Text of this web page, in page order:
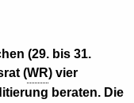
(29. bis 31.
(WR) vier
beraten. Die